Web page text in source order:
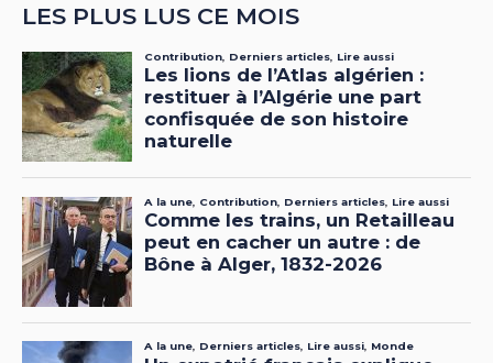
LES PLUS LUS CE MOIS